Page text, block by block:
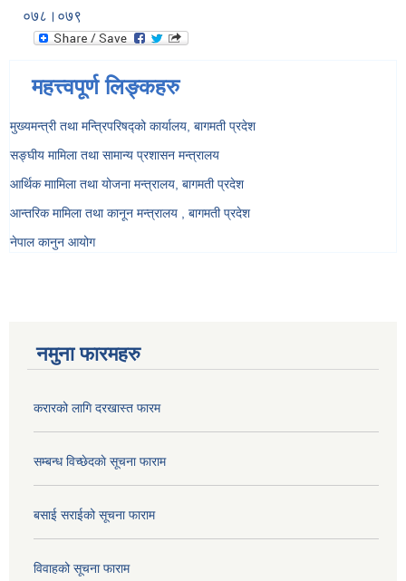
०७८।०७९
महत्त्वपूर्ण लिङ्कहरु
मुख्यमन्त्री तथा मन्त्रिपरिषद्को कार्यालय, बागमती प्रदेश
सङ्‍घीय मामिला तथा सामान्य प्रशासन मन्त्रालय
आर्थिक माामिला तथा योजना मन्त्रालय, बागमती प्रदेश
आन्तरिक मामिला तथा कानून मन्त्रालय , बागमती प्रदेश
नेपाल कानुन आयोग
नमुना फारमहरु
करारको लागि दरखास्त फारम
सम्बन्ध विच्छेदकाे सूचना फाराम
बसाई सराईको सूचना फाराम
विवाहको सूचना फाराम